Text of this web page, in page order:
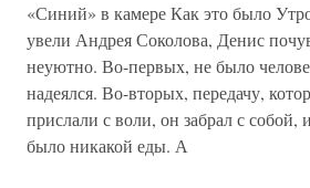
«Синий» в камере Как это было
увели Андрея Соколова, Денис
неуютно. Во-первых, не было
надеялся. Во-вторых, передачу,
прислали с воли, он забрал с собой,
было никакой еды. А